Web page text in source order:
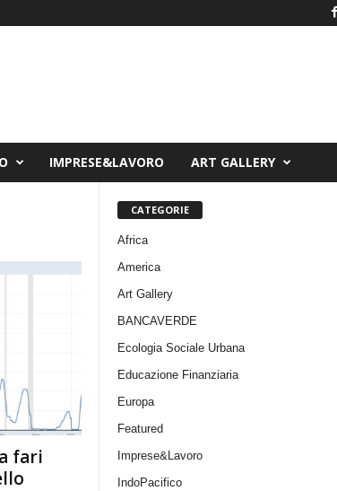
IMPRESE&LAVORO ART GALLERY
fari
CATEGORIE
Africa
America
Art Gallery
BANCAVERDE
Ecologia Sociale Urbana
Educazione Finanziaria
Europa
Featured
Imprese&Lavoro
IndoPacifico